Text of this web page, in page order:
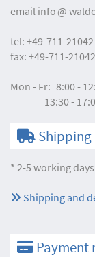
email info
tel: +49-711-
fax: +49-711-
Mon - Fr: 8:00 -
13:30 -
Shipping
* 2-5 working
Shipping and
Payment